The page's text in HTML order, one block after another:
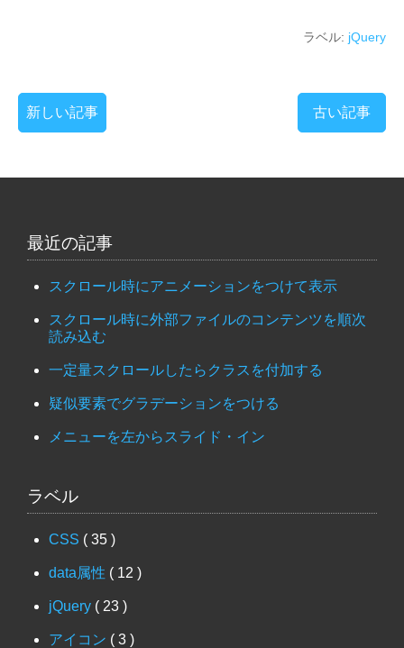
ラベル: jQuery
新しい記事 古い記事
最近の記事
スクロール時にアニメーションをつけて表示
スクロール時に外部ファイルのコンテンツを順次
読み込む
一定量スクロールしたらクラスを付加する
疑似要素でグラデーションをつける
メニューを左からスライド・イン
ラベル
CSS ( 35 )
data属性 ( 12 )
jQuery ( 23 )
アイコン ( 3 )